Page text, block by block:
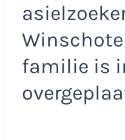
familie is